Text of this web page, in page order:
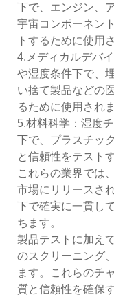
下で、エンジン、
宇宙コンポーネン
トするために使用
4.メディカルデバ
や湿度条件下で、
い捨て製品などの
るために使用されま
5.材料科学：湿度
下で、プラスチッ
と信頼性をテスト
これらの業界では
市場にリリースさ
下で確実に一貫し
ちます。
製品テストに加え
のスクリーニング
ます。これらのチ
質と信頼性を確保